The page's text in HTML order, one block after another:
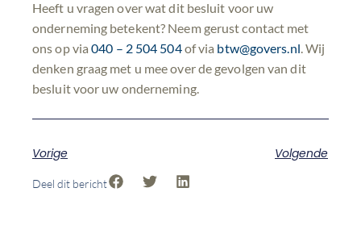
Heeft u vragen over wat dit besluit voor uw
onderneming betekent? Neem gerust contact met
ons op via040 – 2 504 504of via btw@govers.nl. Wij
denken graag met u mee over de gevolgen van dit
besluit voor uw onderneming.
Vorige Volgende
Deel dit bericht